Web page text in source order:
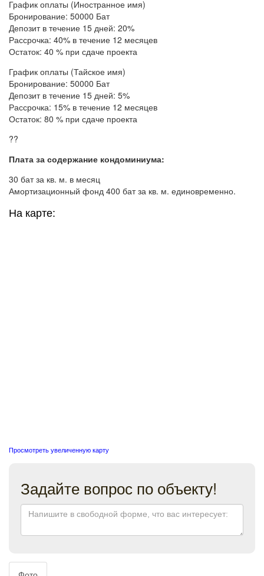
График оплаты (Иностранное имя)
Бронирование: 50000 Бат
Депозит в течение 15 дней: 20%
Рассрочка: 40% в течение 12 месяцев
Остаток: 40 % при сдаче проекта
График оплаты (Тайское имя)
Бронирование: 50000 Бат
Депозит в течение 15 дней: 5%
Рассрочка: 15% в течение 12 месяцев
Остаток: 80 % при сдаче проекта
??
Плата за содержание кондоминиума:
30 бат за кв. м. в месяц
Амортизационный фонд 400 бат за кв. м. единовременно.
На карте:
Просмотреть увеличенную карту
Задайте вопрос по объекту!